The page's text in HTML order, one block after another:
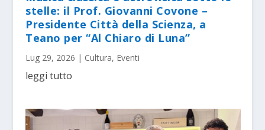
stelle: il Prof. Giovanni Covone –
Presidente Città della Scienza, a
Teano per “Al Chiaro di Luna”
Lug 29, 2026 | Cultura, Eventi
leggi tutto